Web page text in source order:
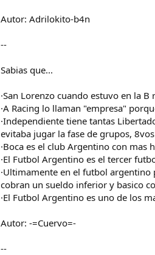
Autor: Adrilokito-b4n
--
Sabias que...
·San Lorenzo cuando estuvo en la
·A Racing lo llaman "empresa"
·Independiente tiene tantas
evitaba jugar la fase de grupos,
·Boca es el club Argentino con
·El Futbol Argentino es el tercer
·Ultimamente en el futbol
cobran un sueldo inferior y basico
·El Futbol Argentino es uno de los
Autor: -=Cuervo=-
--